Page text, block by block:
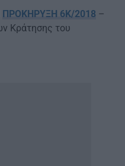
ΠΡΟΚΗΡΥΞΗ 6Κ/2018 –
Κράτησης του